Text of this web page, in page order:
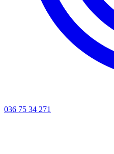
036 75 34 271